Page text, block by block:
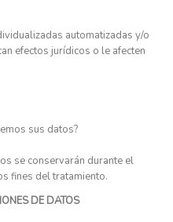
automatizadas y/o
efectos jurídicos o le afecten
sus datos?
se conservarán durante el
fines del tratamiento.
DE DATOS